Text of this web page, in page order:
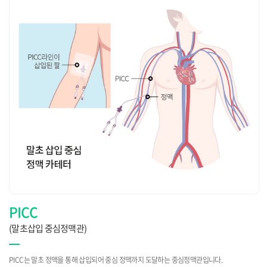
PICC
(말초삽입 중심정맥관)
PICC는 말초 정맥을 통해 삽입되어 중심 정맥까지 도달하는 중심정맥관입니다.